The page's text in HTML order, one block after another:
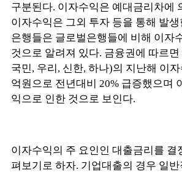
구분된다. 이자수익은 예대금리차에
이자수익은 그외 투자 등을 통해 발
은행들은 글로벌은행들에 비해 이자
것으로 알려져 있다. 금융권에 따르
국민, 우리, 신한, 하나)의 지난해 이
억원으로 전년대비 20% 급증했으며
익으로 인한 것으로 보인다.
이자수익의 주 요인인 대출금리를 결
펴보기로 하자. 기업대출의 경우 일